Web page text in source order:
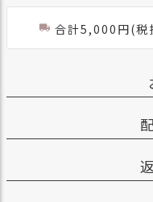
合計5,000円(税